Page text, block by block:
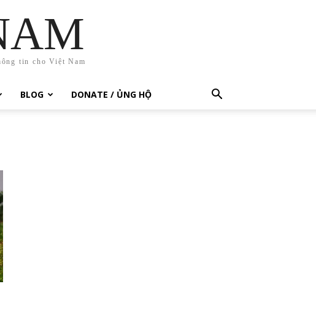
tin cho Việt Nam
BLOG DONATE / ỦNG HỘ